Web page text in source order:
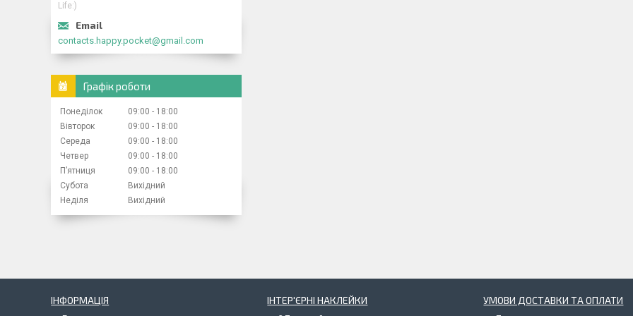
Life:)
contacts.happy.pocket@gmail.com
Графік роботи
Понеділок 09:00
18:00
Вівторок
09:00
18:00
Середа
09:00
18:00
Четвер
09:00
18:00
Пʼятниця
09:00
18:00
Субота
Вихідний
Неділя
Вихідний
ІНФОРМАЦІЯ ІНТЕР'ЄРНІ НАКЛЕЙКИ УМОВИ ДОСТАВКИ ТА ОПЛАТИ